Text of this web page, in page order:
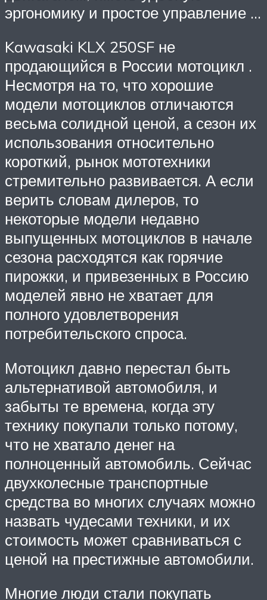
эргономику и простое управление …
Kawasaki KLX 250SF не
продающийся в России мотоцикл .
Несмотря на то, что хорошие
модели мотоциклов отличаются
весьма солидной ценой, а сезон их
использования относительно
короткий, рынок мототехники
стремительно развивается. А если
верить словам дилеров, то
некоторые модели недавно
выпущенных мотоциклов в начале
сезона расходятся как горячие
пирожки, и привезенных в Россию
моделей явно не хватает для
полного удовлетворения
потребительского спроса.
Мотоцикл давно перестал быть
альтернативой автомобиля, и
забыты те времена, когда эту
технику покупали только потому,
что не хватало денег на
полноценный автомобиль. Сейчас
двухколесные транспортные
средства во многих случаях можно
назвать чудесами техники, и их
стоимость может сравниваться с
ценой на престижные автомобили.
Многие люди стали покупать